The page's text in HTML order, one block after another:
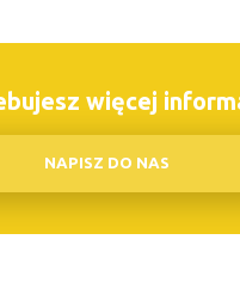
więcej
NAPISZ DO NAS